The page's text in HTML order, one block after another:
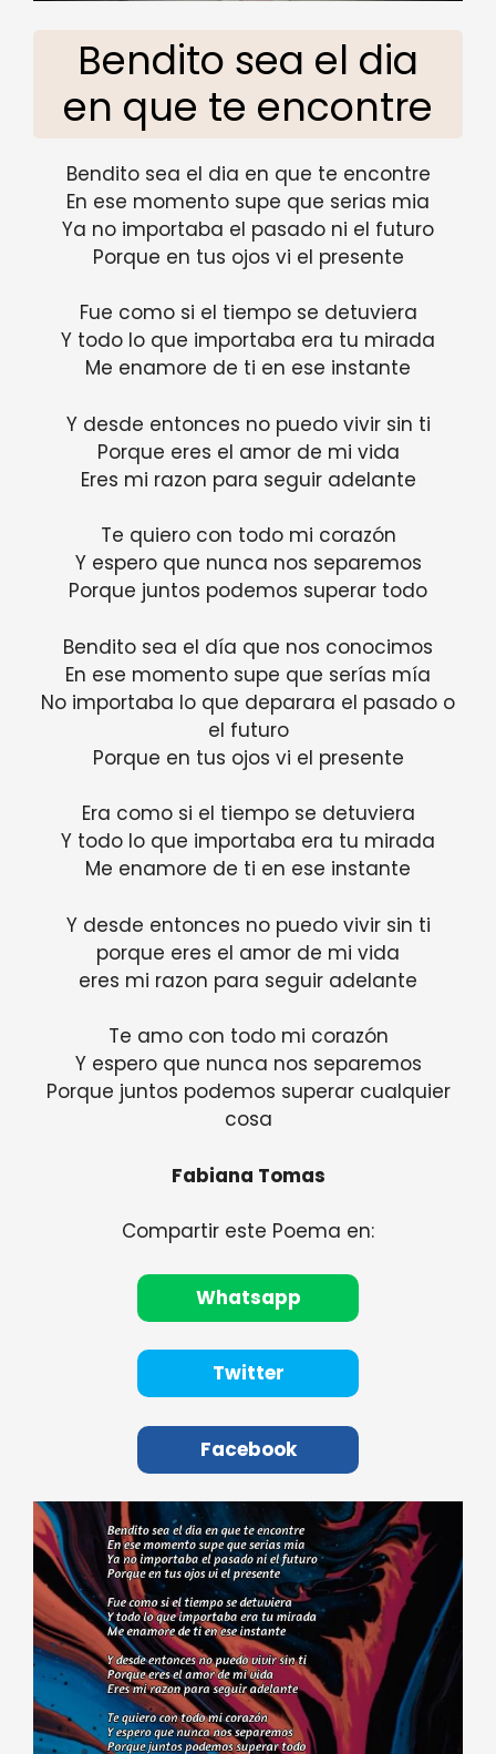
Bendito sea el dia
en que te encontre
Bendito sea el dia en que te encontre
En ese momento supe que serias mia
Ya no importaba el pasado ni el futuro
Porque en tus ojos vi el presente
Fue como si el tiempo se detuviera
Y todo lo que importaba era tu mirada
Me enamore de ti en ese instante
Y desde entonces no puedo vivir sin ti
Porque eres el amor de mi vida
Eres mi razon para seguir adelante
Te quiero con todo mi corazón
Y espero que nunca nos separemos
Porque juntos podemos superar todo
Bendito sea el día que nos conocimos
En ese momento supe que serías mía
No importaba lo que deparara el pasado o
el futuro
Porque en tus ojos vi el presente
Era como si el tiempo se detuviera
Y todo lo que importaba era tu mirada
Me enamore de ti en ese instante
Y desde entonces no puedo vivir sin ti
porque eres el amor de mi vida
eres mi razon para seguir adelante
Te amo con todo mi corazón
Y espero que nunca nos separemos
Porque juntos podemos superar cualquier
cosa
Fabiana Tomas
Compartir este Poema en:
Whatsapp
Twitter
Facebook